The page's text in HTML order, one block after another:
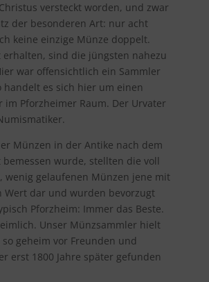
versteckt worden, und zwar
der besonderen Art: nur acht
keine einzige Münze doppelt.
erhalten, sind die jüngsten nahezu
war offensichtlich ein Sammler
handelt es sich hier um einen
im Pforzheimer Raum. Der Urvater
Münzen in der Antike nach dem
wurde, stellten die voll
wenig gelaufenen Münzen jene mit
Wert dar und wurden bevorzugt
Pforzheim: Immer das Beste.
Unser Münzsammler hielt
so geheim vor Freunden und
erst 1800 Jahre später gefunden